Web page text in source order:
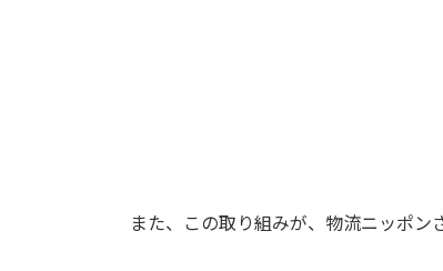
また、この取り組みが、物流ニッポン